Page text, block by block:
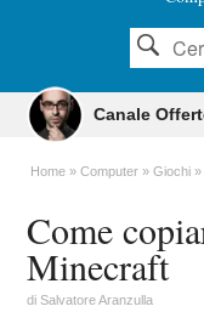
Canale
Home Computer Giochi
Come
Minecraft
diSalvatore Aranzulla